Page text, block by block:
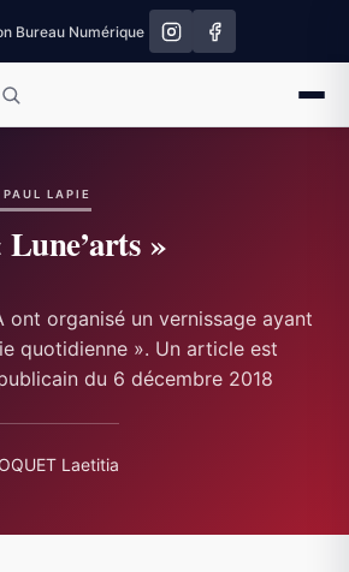
Bureau Numérique
LAPIE
Lune’arts »
ont organisé un vernissage ayant
quotidienne ». Un article est
du 6 décembre 2018
Laetitia